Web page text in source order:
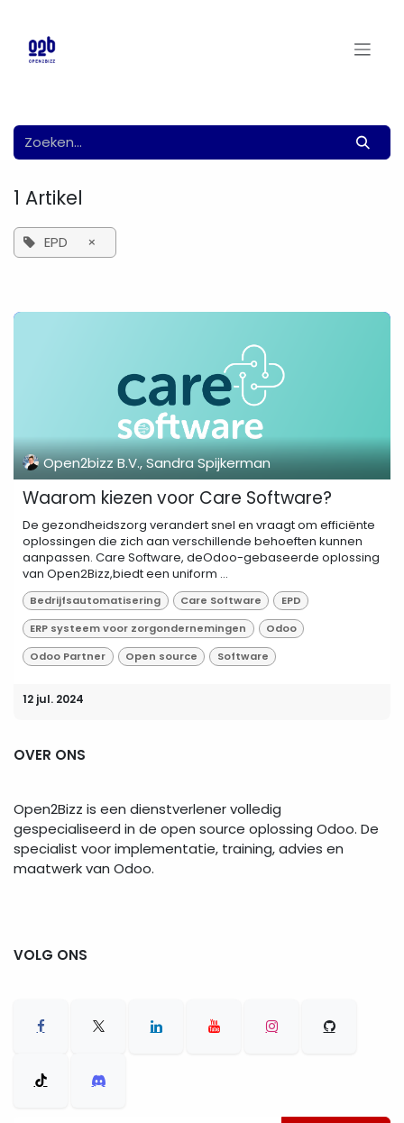
1 Artikel
EPD ×
Open2bizz B.V., Sandra Spijkerman
Waarom kiezen voor Care Software?
De gezondheidszorg verandert snel en vraagt om efficiënte
oplossingen die zich aan verschillende behoeften kunnen
aanpassen. Care Software, deOdoo-gebaseerde oplossing
van Open2Bizz,biedt een uniform ...
Bedrijfsautomatisering Care Software
EPD
ERP systeem voor zorgondernemingen
Odoo
Odoo Partner
Open source Software
12 jul. 2024
OVER ONS
Open2Bizz is een dienstverlener volledig
gespecialiseerd in de open source oplossing Odoo. De
specialist voor implementatie, training, advies en
maatwerk van Odoo.
VOLG ONS